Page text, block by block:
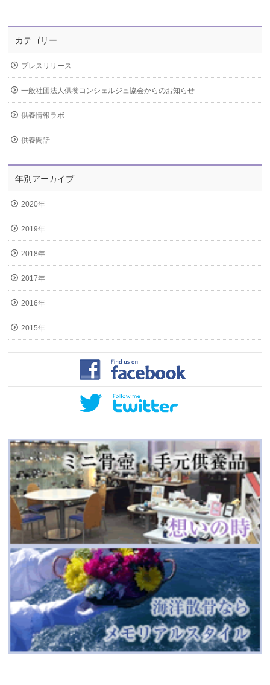
カテゴリー
プレスリリース
一般社団法人供養コンシェルジュ協会からのお知らせ
供養情報ラボ
供養閑話
年別アーカイブ
2020年
2019年
2018年
2017年
2016年
2015年